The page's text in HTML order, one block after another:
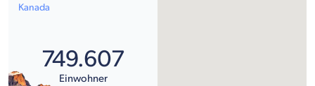
Kanada
749.607
Einwohner